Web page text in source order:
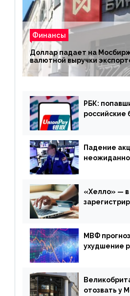
Финансы
Доллар падает на
валютной выручки
РБК:
российские
Падение
апреля
«Хелло» — в
МВФ
ухудшение
апреля
отозвать у